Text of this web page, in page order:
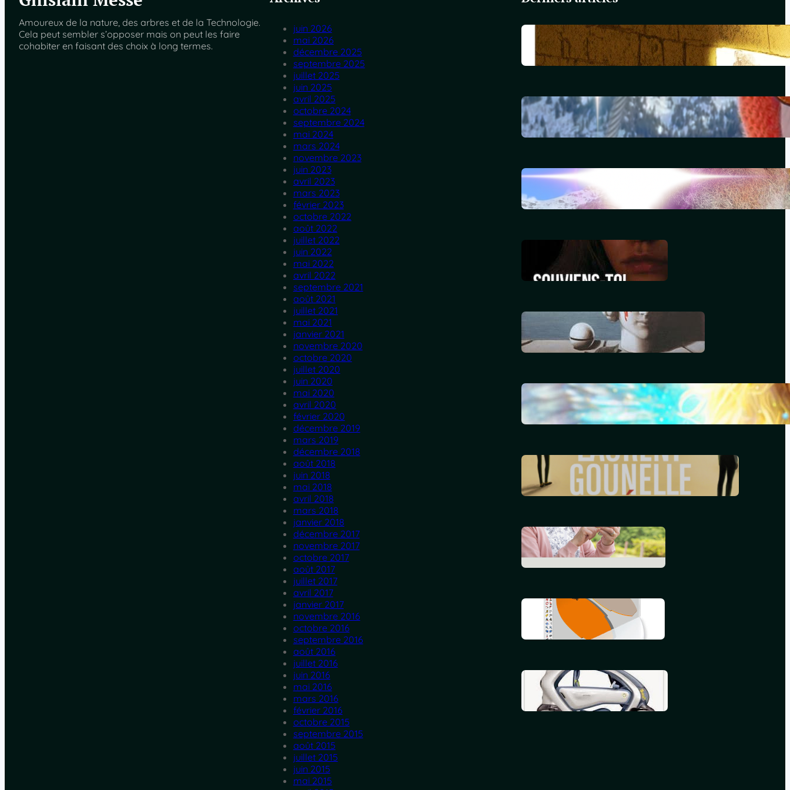
Amoureux de la nature, des arbres et de la Technologie.
Cela peut sembler s’opposer mais on peut les faire
cohabiter en faisant des choix à long termes.
juin 2026
mai 2026
décembre 2025
septembre 2025
juillet 2025
juin 2025
avril 2025
octobre 2024
septembre 2024
mai 2024
mars 2024
novembre 2023
juin 2023
avril 2023
mars 2023
février 2023
octobre 2022
août 2022
juillet 2022
juin 2022
mai 2022
avril 2022
septembre 2021
août 2021
juillet 2021
mai 2021
janvier 2021
novembre 2020
octobre 2020
juillet 2020
juin 2020
mai 2020
avril 2020
février 2020
décembre 2019
mars 2019
décembre 2018
août 2018
juin 2018
mai 2018
avril 2018
mars 2018
janvier 2018
décembre 2017
novembre 2017
octobre 2017
août 2017
juillet 2017
avril 2017
janvier 2017
novembre 2016
octobre 2016
septembre 2016
août 2016
juillet 2016
juin 2016
mai 2016
mars 2016
février 2016
octobre 2015
septembre 2015
août 2015
juillet 2015
juin 2015
mai 2015
Du Yahvisme au Sionisme
juin 17, 2026
Comirnaty
mai 14, 2026
L’hydroxychloroquine
décembre 29, 2025
Souviens-toi, Sydney
décembre 29, 2025
Le génocide vendéen
juillet 7, 2025
Le livre d’Hénoch
septembre 22, 2024
Le réveil – Laurent Gounelle
mars 17, 2024
L’informatique en 2015
septembre 25, 2015
Mon deuxième iBook
juillet 16, 2015
Mon premier iBook
mai 16, 2015